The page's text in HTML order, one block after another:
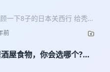
一下8子的日本关西行 给秃子
： 鹿：！ paper massage 可
虫： 神户牛肉大厨： 须磨的
感动的纸芝居： 安子拍摄的
： 秃子拍摄的东南亚景色：
前
屋食物，你会选哪个?
不倒 Vol.4